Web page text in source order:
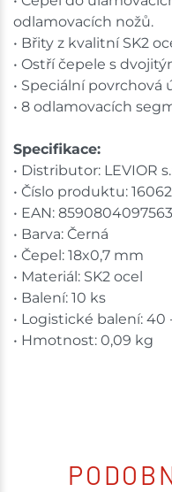
odlamovacích nožů.
• Břity z kvalitní SK2
• Ostří čepele s
• Speciální povrchová
• 8 odlamovacích
Specifikace:
• Distributor: LEVIOR
• Číslo produktu: 16062
• EAN: 8590804097563
• Barva: Černá
• Čepel: 18x0,7 mm
• Materiál: SK2 ocel
• Balení: 10 ks
• Logistické balení:
• Hmotnost: 0,09 kg